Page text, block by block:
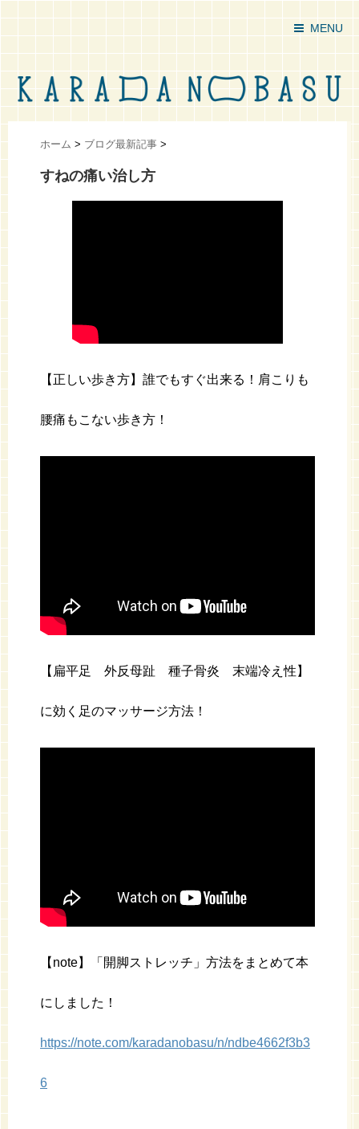
MENU
ホーム > ブログ最新記事 >
すねの痛い治し方
【正しい歩き方】誰でもすぐ出来る！肩こりも
腰痛もこない歩き方！
【扁平足 外反母趾 種子骨炎 末端冷え性】
に効く足のマッサージ方法！
【note】「開脚ストレッチ」方法をまとめて本
にしました！
https://note.com/karadanobasu/n/ndbe4662f3b3
6